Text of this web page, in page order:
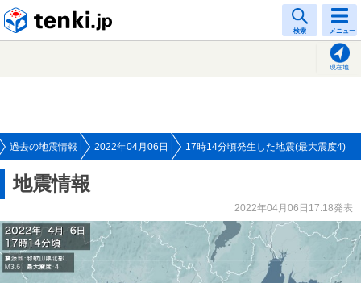
検索 メニュー
現在地
過去の地震情報 2022年04月06日 17時14分頃発生した地震(最大震度4)
地震情報
2022年04月06日17:18発表